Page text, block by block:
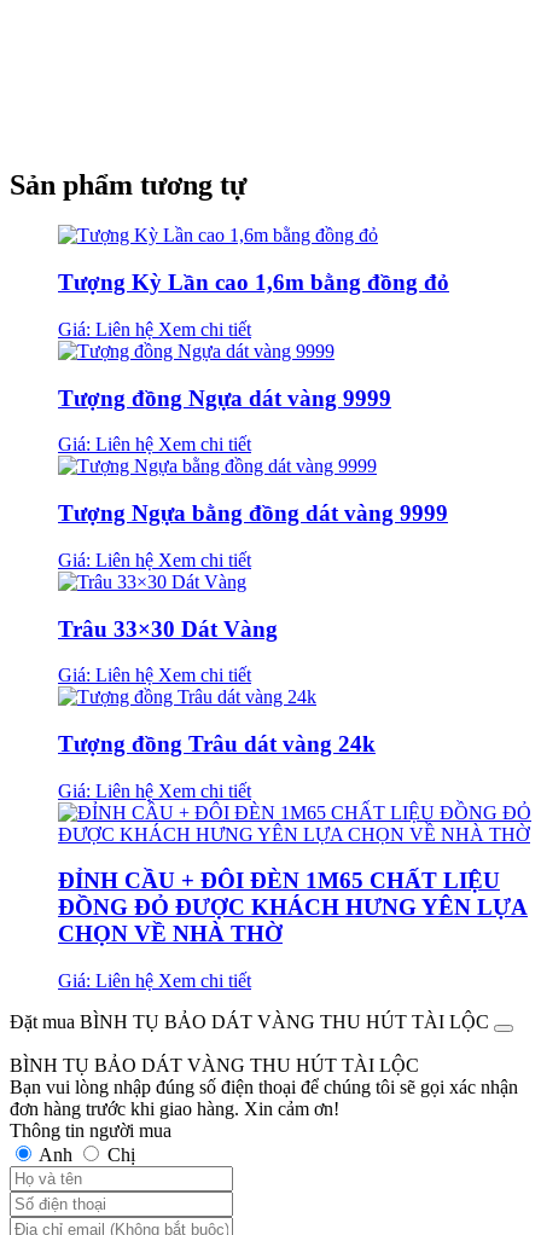
Sản phẩm tương tự
Tượng Kỳ Lần cao 1,6m bằng đồng đỏ
Giá: Liên hệ Xem chi tiết
Tượng đồng Ngựa dát vàng 9999
Giá: Liên hệ Xem chi tiết
Tượng Ngựa bằng đồng dát vàng 9999
Giá: Liên hệ Xem chi tiết
Trâu 33×30 Dát Vàng
Giá: Liên hệ Xem chi tiết
Tượng đồng Trâu dát vàng 24k
Giá: Liên hệ Xem chi tiết
ĐỈNH CẦU + ĐÔI ĐÈN 1M65 CHẤT LIỆU
ĐỒNG ĐỎ ĐƯỢC KHÁCH HƯNG YÊN LỰA
CHỌN VỀ NHÀ THỜ
Giá: Liên hệ Xem chi tiết
Đặt mua BÌNH TỤ BẢO DÁT VÀNG THU HÚT TÀI LỘC
BÌNH TỤ BẢO DÁT VÀNG THU HÚT TÀI LỘC
Bạn vui lòng nhập đúng số điện thoại để chúng tôi sẽ gọi xác nhận
đơn hàng trước khi giao hàng. Xin cảm ơn!
Thông tin người mua
Anh
Chị